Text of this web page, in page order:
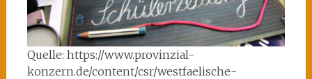
Quelle: https://www.provinzial-
konzern.de/content/csr/westfaelische-